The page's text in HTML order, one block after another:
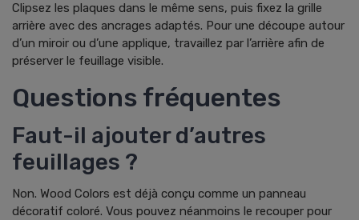
Clipsez les plaques dans le même sens, puis fixez la grille
arrière avec des ancrages adaptés. Pour une découpe autour
d’un miroir ou d’une applique, travaillez par l’arrière afin de
préserver le feuillage visible.
Questions fréquentes
Faut-il ajouter d’autres
feuillages ?
Non. Wood Colors est déjà conçu comme un panneau
décoratif coloré. Vous pouvez néanmoins le recouper pour